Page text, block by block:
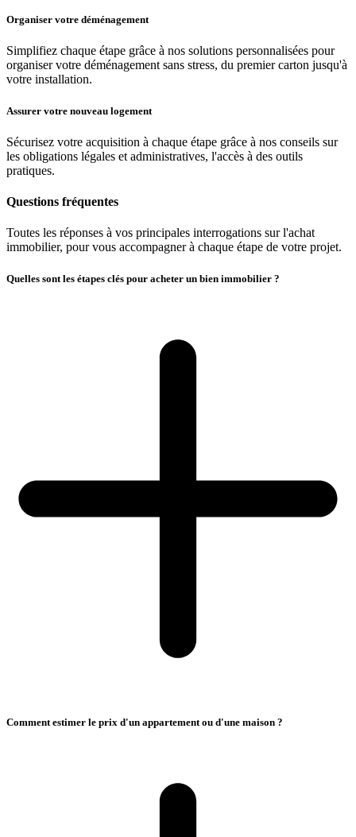
Organiser votre déménagement
Simplifiez chaque étape grâce à nos solutions personnalisées pour
organiser votre déménagement sans stress, du premier carton jusqu'à
votre installation.
Assurer votre nouveau logement
Sécurisez votre acquisition à chaque étape grâce à nos conseils sur
les obligations légales et administratives, l'accès à des outils
pratiques.
Questions fréquentes
Toutes les réponses à vos principales interrogations sur l'achat
immobilier, pour vous accompagner à chaque étape de votre projet.
Quelles sont les étapes clés pour acheter un bien immobilier ?
Comment estimer le prix d'un appartement ou d'une maison ?